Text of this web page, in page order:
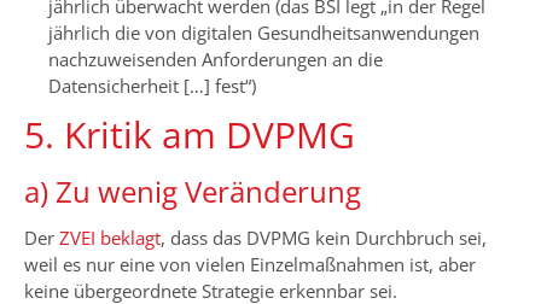
jährlich überwacht werden (das BSI legt „in der Regel
jährlich die von digitalen Gesundheitsanwendungen
nachzuweisenden Anforderungen an die
Datensicherheit […] fest“)
5. Kritik am DVPMG
a) Zu wenig Veränderung
Der ZVEI beklagt, dass das DVPMG kein Durchbruch sei,
weil es nur eine von vielen Einzelmaßnahmen ist, aber
keine übergeordnete Strategie erkennbar sei.